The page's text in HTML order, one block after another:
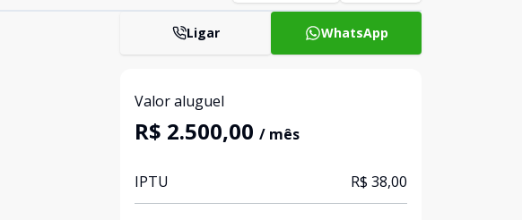
Ligar WhatsApp
Valor aluguel
R$ 2.500,00 / mês
IPTU R$ 38,00